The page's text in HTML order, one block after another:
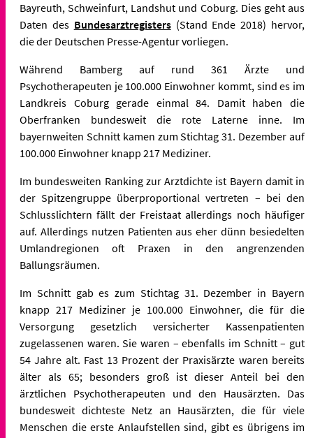
Bayreuth, Schweinfurt, Landshut und Coburg. Dies geht aus
Daten des Bundesarztregisters(Stand Ende 2018) hervor,
die der Deutschen Presse-Agentur vorliegen.
Während Bamberg auf rund 361 Ärzte und
Psychotherapeuten je 100.000 Einwohner kommt, sind es im
Landkreis Coburg gerade einmal 84. Damit haben die
Oberfranken bundesweit die rote Laterne inne. Im
bayernweiten Schnitt kamen zum Stichtag 31. Dezember auf
100.000 Einwohner knapp 217 Mediziner.
Im bundesweiten Ranking zur Arztdichte ist Bayern damit in
der Spitzengruppe überproportional vertreten – bei den
Schlusslichtern fällt der Freistaat allerdings noch häufiger
auf. Allerdings nutzen Patienten aus eher dünn besiedelten
Umlandregionen oft Praxen in den angrenzenden
Ballungsräumen.
Im Schnitt gab es zum Stichtag 31. Dezember in Bayern
knapp 217 Mediziner je 100.000 Einwohner, die für die
Versorgung gesetzlich versicherter Kassenpatienten
zugelassenen waren. Sie waren – ebenfalls im Schnitt – gut
54 Jahre alt. Fast 13 Prozent der Praxisärzte waren bereits
älter als 65; besonders groß ist dieser Anteil bei den
ärztlichen Psychotherapeuten und den Hausärzten. Das
bundesweit dichteste Netz an Hausärzten, die für viele
Menschen die erste Anlaufstellen sind, gibt es übrigens im